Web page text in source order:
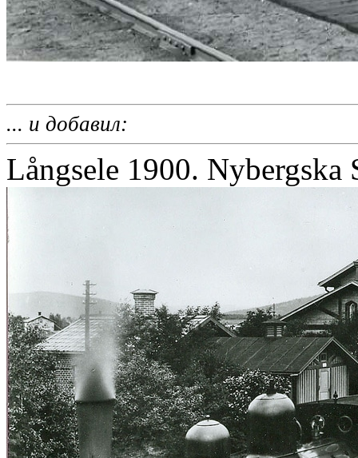
... и добавил:
Långsele 1900. Nybergska